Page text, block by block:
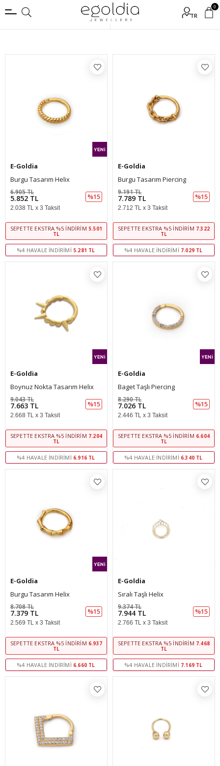
TR
0
E-Goldia
Burgu Tasarım Helix
5.852 TL
6.905 TL
%15
2.038 TL x 3 Taksit
SEPETTE EKSTRA %5 İNDIRIM 5.501
TL
%4 HAVALE İNDIRIMI 5.281 TL
E-Goldia
Burgu Tasarım Piercing
7.789 TL
9.191 TL
%15
2.712 TL x 3 Taksit
SEPETTE EKSTRA %5 İNDIRIM 7.322
TL
%4 HAVALE İNDIRIMI 7.029 TL
E-Goldia
Boynuz Nokta Tasarım Helix
7.663 TL
9.043 TL
%15
2.668 TL x 3 Taksit
SEPETTE EKSTRA %5 İNDIRIM 7.204
TL
%4 HAVALE İNDIRIMI 6.916 TL
E-Goldia
Baget Taşlı Piercing
7.026 TL
8.290 TL
%15
2.446 TL x 3 Taksit
SEPETTE EKSTRA %5 İNDIRIM 6.604
TL
%4 HAVALE İNDIRIMI 6.340 TL
E-Goldia
Burgu Tasarım Helix
7.379 TL
8.708 TL
%15
2.569 TL x 3 Taksit
SEPETTE EKSTRA %5 İNDIRIM 6.937
TL
%4 HAVALE İNDIRIMI 6.660 TL
E-Goldia
Sıralı Taşlı Helix
7.944 TL
9.374 TL
%15
2.766 TL x 3 Taksit
SEPETTE EKSTRA %5 İNDIRIM 7.468
TL
%4 HAVALE İNDIRIMI 7.169 TL